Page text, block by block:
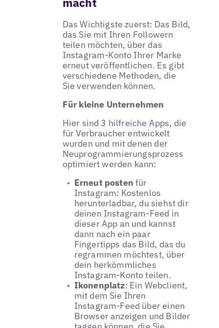
Das Wichtigste zuerst: Das Bild,
das Sie mit Ihren Followern
teilen möchten, über das
Instagram-Konto Ihrer Marke
erneut veröffentlichen. Es gibt
verschiedene Methoden, die
Sie verwenden können.
Für kleine Unternehmen
Hier sind 3 hilfreiche Apps, die
für Verbraucher entwickelt
wurden und mit denen der
Neuprogrammierungsprozess
optimiert werden kann:
Erneut posten für
Instagram: Kostenlos
herunterladbar, du siehst dir
deinen Instagram-Feed in
dieser App an und kannst
dann nach ein paar
Fingertipps das Bild, das du
regrammen möchtest, über
dein herkömmliches
Instagram-Konto teilen.
Ikonenplatz: Ein Webclient,
mit dem Sie Ihren
Instagram-Feed über einen
Browser anzeigen und Bilder